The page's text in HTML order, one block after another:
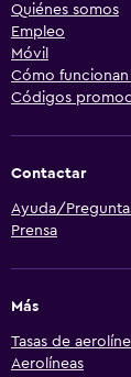
Quiénes somos
Empleo
Móvil
Cómo
Códigos
Contactar
Ayuda/
Prensa
Más
Tasas de
Aerolíneas